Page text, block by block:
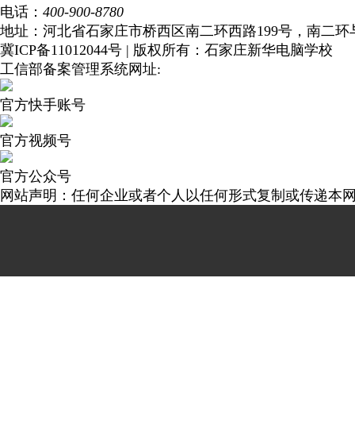
电话： 400-900-8780
地址：河北省石家庄市桥西区南二环西路199号，南二
冀ICP备11012044号 | 版权所有：石家庄新华电脑学校
工信部备案管理系统网址:
官方快手账号
官方视频号
官方公众号
网站声明：任何企业或者个人以任何形式复制或传递本